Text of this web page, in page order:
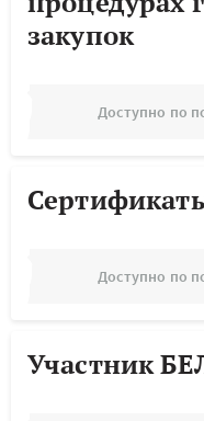
закупок
Доступно по
Доступно по
Участник